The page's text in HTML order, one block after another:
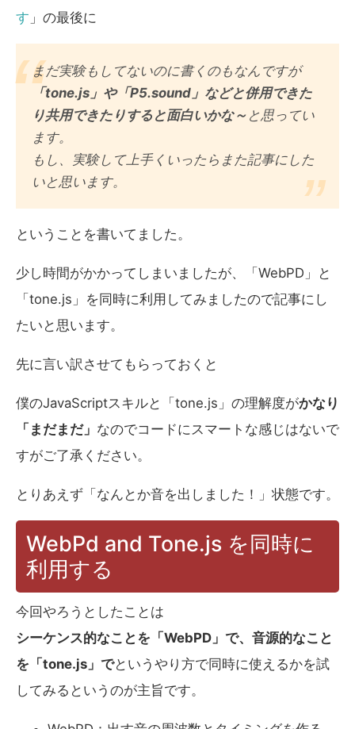
す 」の最後に
まだ実験もしてないのに書くのもなんですが
「tone.js」や「P5.sound」などと併用できた
り共用できたりすると面白いかな～ と思ってい
ます。
もし、実験して上手くいったらまた記事にした
いと思います。
ということを書いてました。
少し時間がかかってしまいましたが、「WebPD」と
「tone.js」を同時に利用してみましたので記事にし
たいと思います。
先に言い訳させてもらっておくと
僕のJavaScriptスキルと「tone.js」の理解度がかなり
「まだまだ」 なのでコードにスマートな感じはないで
すがご了承ください。
とりあえず「なんとか音を出しました！」状態です。
WebPd and Tone.js を同時に
利用する
今回やろうとしたことは
シーケンス的なことを「WebPD」で、音源的なこと
を「tone.js」でというやり方で同時に使えるかを試
してみるというのが主旨です。